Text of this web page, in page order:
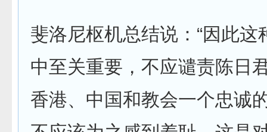
斐洛尼枢机总结说：“因此这
中至关重要，不应谴责陈日
香港、中国和教会一个忠诚